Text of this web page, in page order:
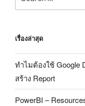
เรื่องล่าสุด
ทำไมต้องใช้ Google
สร้าง Report
PowerBI –